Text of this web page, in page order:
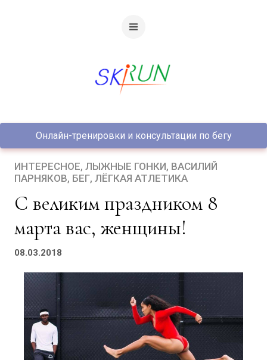
Онлайн-тренировки и консультации по бегу
ИНТЕРЕСНОЕ ЛЫЖНЫЕ ГОНКИ ВАСИЛИЙ
ПАРНЯКОВ БЕГ ЛЁГКАЯ АТЛЕТИКА
С великим праздником 8
марта вас, женщины!
08.03.2018